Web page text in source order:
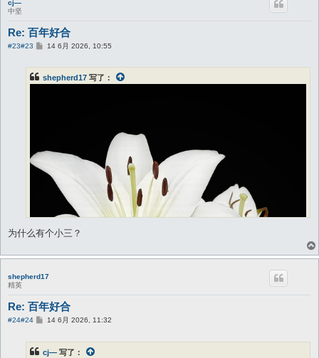
cj—
中坚
Re: 百年好合
#23#23
帖14 6月 2026, 10:55
shepherd17 写了：
为什么有个小三？
shepherd17
精英
Re: 百年好合
#24#24
帖
14 6月 2026, 11:32
cj— 写了：